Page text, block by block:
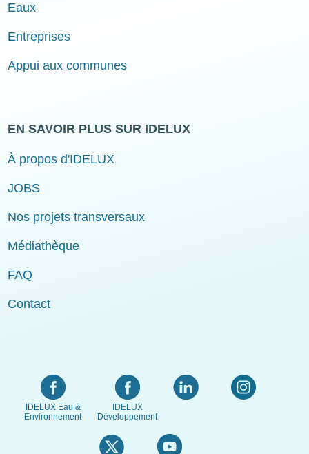
Eaux
Entreprises
Appui aux communes
EN SAVOIR PLUS SUR IDELUX
À propos d'IDELUX
JOBS
Nos projets transversaux
Médiathèque
FAQ
Contact
IDELUX Eau &
Environnement
IDELUX
Développement